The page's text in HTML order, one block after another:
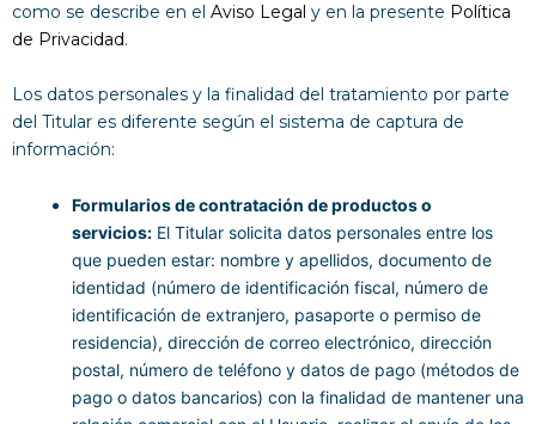
como se describe en el Aviso Legal y en la presente Política
de Privacidad.
Los datos personales y la finalidad del tratamiento por parte
del Titular es diferente según el sistema de captura de
información:
Formularios de contratación de productos o
servicios: El Titular solicita datos personales entre los
que pueden estar: nombre y apellidos, documento de
identidad (número de identificación fiscal, número de
identificación de extranjero, pasaporte o permiso de
residencia), dirección de correo electrónico, dirección
postal, número de teléfono y datos de pago (métodos de
pago o datos bancarios) con la finalidad de mantener una